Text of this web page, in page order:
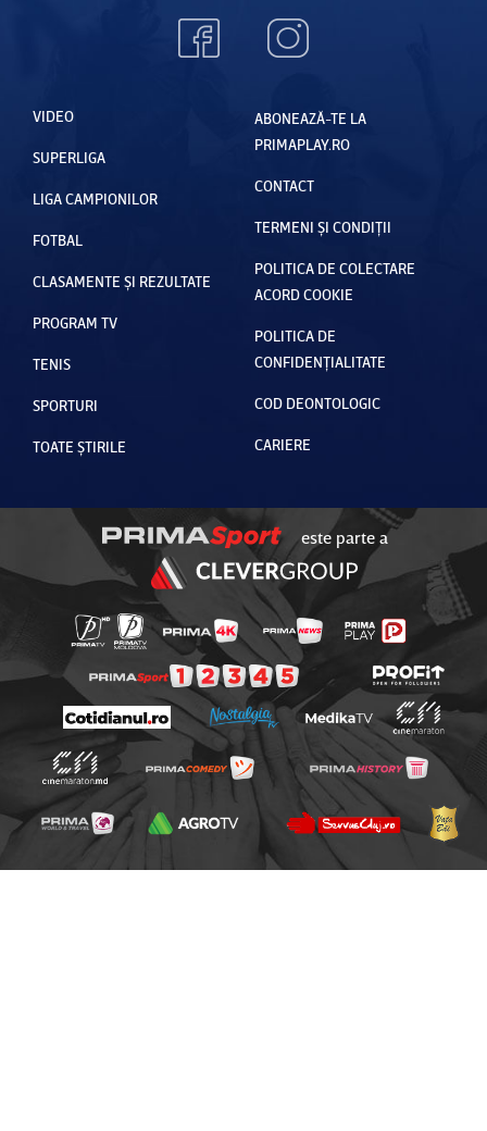
VIDEO
SUPERLIGA
LIGA CAMPIONILOR
FOTBAL
CLASAMENTE ȘI REZULTATE
PROGRAM TV
TENIS
SPORTURI
TOATE ȘTIRILE
ABONEAZĂ-TE LA
PRIMAPLAY.RO
CONTACT
TERMENI ȘI CONDIȚII
POLITICA DE COLECTARE
ACORD COOKIE
POLITICA DE
CONFIDENȚIALITATE
COD DEONTOLOGIC
CARIERE
este parte a